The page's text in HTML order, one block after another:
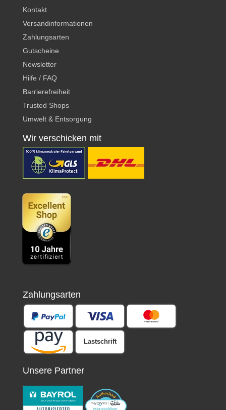
Kontakt
Versandinformationen
Zahlungsarten
Gutscheine
Newsletter
Hilfe / FAQ
Barrierefreiheit
Trusted Shops
Umwelt & Entsorgung
Wir verschicken mit
Zahlungsarten
Lastschrift
Unsere Partner